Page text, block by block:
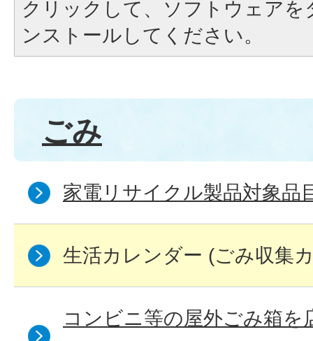
クリックして、ソフトウェア
ンストールしてください。
ごみ
家電リサイクル製品対象品
生活カレンダー (ごみ収集
コンビニ等の屋外ごみ箱を